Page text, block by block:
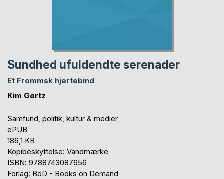
Sundhed ufuldendte serenader
Et Frommsk hjertebind
Kim Gørtz
Samfund, politik, kultur & medier
ePUB
186,1 KB
Kopibeskyttelse: Vandmærke
ISBN: 9788743087656
Forlag: BoD - Books on Demand